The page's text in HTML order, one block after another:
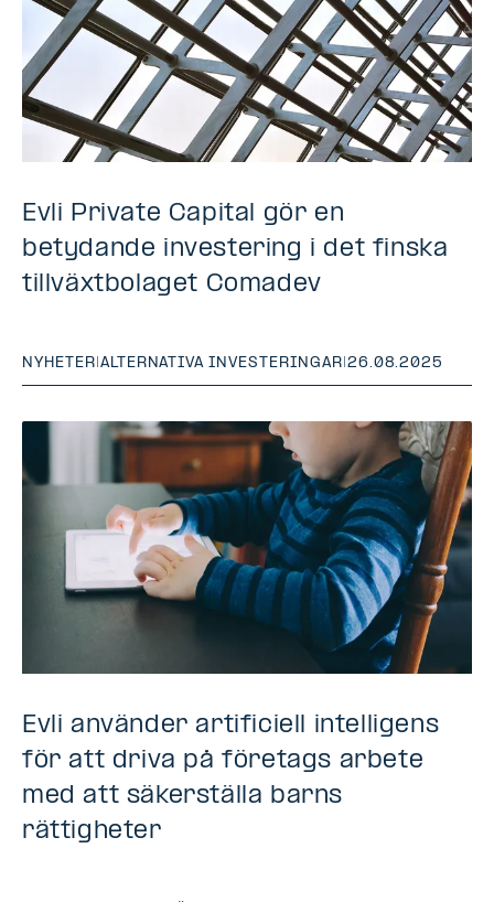
Evli Private Capital gör en
betydande investering i det finska
tillväxtbolaget Comadev
NYHETER ALTERNATIVA INVESTERINGAR 26.08.2025
Evli använder artificiell intelligens
för att driva på företags arbete
med att säkerställa barns
rättigheter